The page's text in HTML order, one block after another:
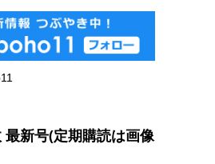
最新号(定期購読は画像